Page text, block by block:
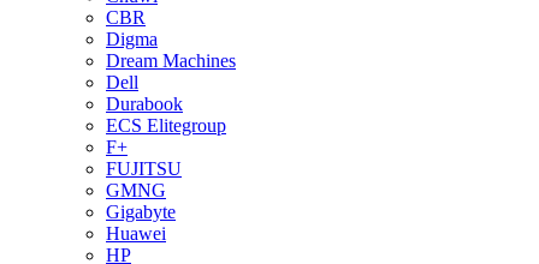
CBR
Digma
Dream Machines
Dell
Durabook
ECS Elitegroup
F+
FUJITSU
GMNG
Gigabyte
Huawei
HP